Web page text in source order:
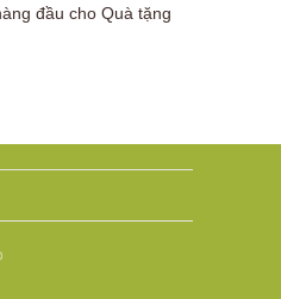
đầu cho Quà tặng